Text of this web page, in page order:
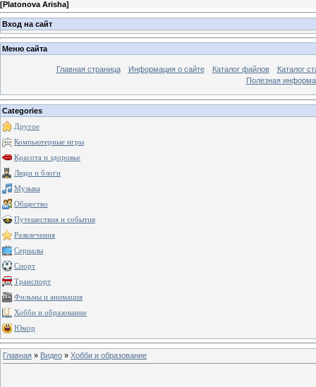
[Platonova Arisha]
Вход на сайт
Меню сайта
Главная страница Информация о сайте Каталог файлов
Каталог
Полезная
Categories
Другое
Компьютерные игры
Красота и здоровье
Люди и блоги
Музыка
Общество
Путешествия и события
Развлечения
Сериалы
Спорт
Транспорт
Фильмы и анимация
Хобби и образование
Юмор
Главная » Видео » Хобби и образование